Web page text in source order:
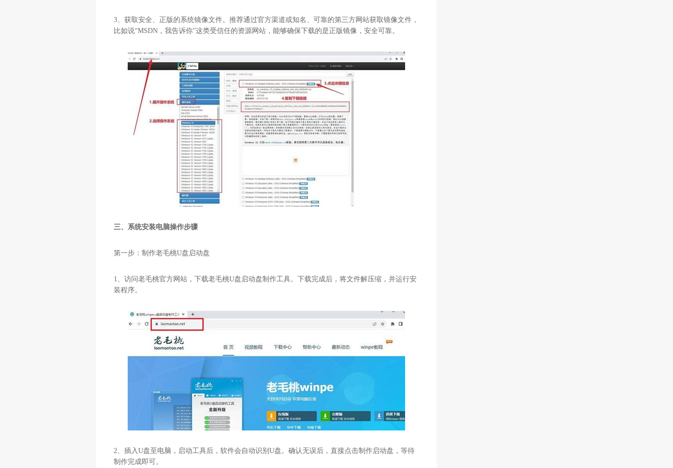
3、获取安全、正版的系统镜像文件。推荐通过官方渠道或知名、可靠的第三方网站获取镜像文件，
比如说“MSDN，我告诉你”这类受信任的资源网站，能够确保下载的是正版镜像，安全可靠。
三、系统安装电脑操作步骤
第一步：制作老毛桃U盘启动盘
1、访问老毛桃官方网站，下载老毛桃U盘启动盘制作工具。下载完成后，将文件解压缩，并运行安
装程序。
2、插入U盘至电脑，启动工具后，软件会自动识别 U盘。确认无误后，直接点击制作启动盘，等待
制作完成即可。